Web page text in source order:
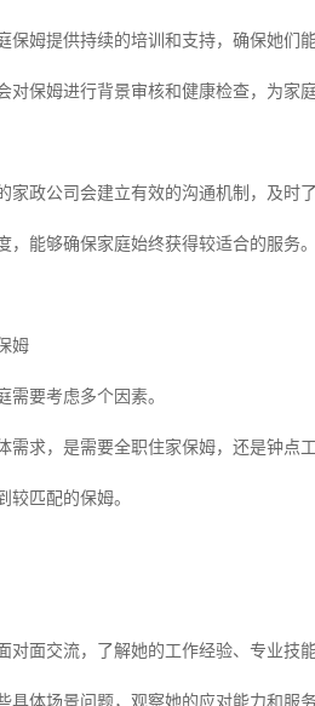
保姆提供持续的培训和支持，确保她们
对保姆进行背景审核和健康检查，为家
家政公司会建立有效的沟通机制，及时
，能够确保家庭始终获得较适合的服务。
姆
需要考虑多个因素。
需求，是需要全职住家保姆，还是钟点
较匹配的保姆。
对面交流，了解她的工作经验、专业技
具体场景问题，观察她的应对能力和服务